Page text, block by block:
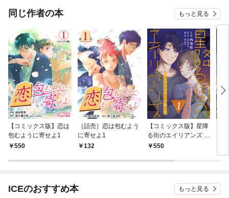
同じ作者の本 もっと見る
【コミックス版】恋は
包むように寄せよ1
550
［話売］恋は包むよう
に寄せよ1
132
【コミックス版】星降
る街のエイリアンズ ～
シングルマザーの憂い
550
ICEのおすすめ本 もっと見る